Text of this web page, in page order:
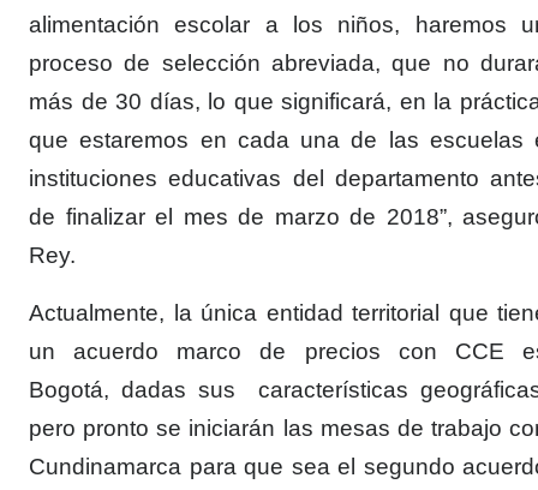
alimentación escolar a los niños, haremos
proceso de selección abreviada, que no
más de 30 días, lo que significará, en la
que estaremos en cada una de las escuelas
instituciones educativas del departamento
de finalizar el mes de marzo de 2018”,
Rey.
Actualmente, la única entidad territorial que
un acuerdo marco de precios con CCE
Bogotá, dadas sus características
pero pronto se iniciarán las mesas de trabajo
Cundinamarca para que sea el segundo